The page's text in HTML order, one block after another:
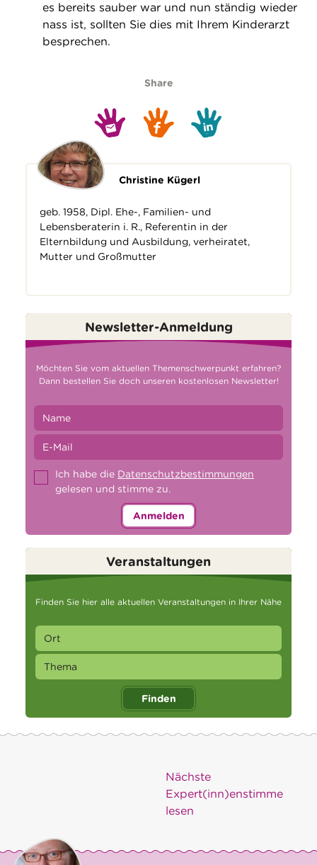
es bereits sauber war und nun ständig wieder
nass ist, sollten Sie dies mit Ihrem Kinderarzt
besprechen.
Share
Christine Kügerl
geb. 1958, Dipl. Ehe-, Familien- und
Lebensberaterin i. R., Referentin in der
Elternbildung und Ausbildung, verheiratet,
Mutter und Großmutter
Newsletter-Anmeldung
Möchten Sie vom aktuellen Themenschwerpunkt erfahren?
Dann bestellen Sie doch unseren kostenlosen Newsletter!
Ich habe die Datenschutzbestimmungen
gelesen und stimme zu.
Anmelden
Veranstaltungen
Finden Sie hier alle aktuellen Veranstaltungen in Ihrer Nähe
Finden
Nächste
Expert(inn)enstimme
lesen